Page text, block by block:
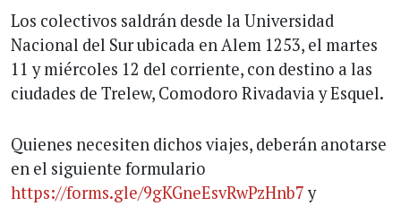
Los colectivos saldrán desde la Universidad
Nacional del Sur ubicada en Alem 1253, el martes
11 y miércoles 12 del corriente, con destino a las
ciudades de Trelew, Comodoro Rivadavia y Esquel.
Quienes necesiten dichos viajes, deberán anotarse
en el siguiente formulario
https://forms.gle/9gKGneEsvRwPzHnb7y